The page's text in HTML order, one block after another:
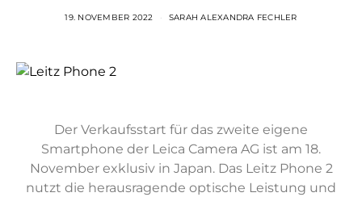
19. NOVEMBER 2022 SARAH ALEXANDRA FECHLER
Der Verkaufsstart für das zweite eigene
Smartphone der Leica Camera AG ist am 18.
November exklusiv in Japan. Das Leitz Phone 2
nutzt die herausragende optische Leistung und